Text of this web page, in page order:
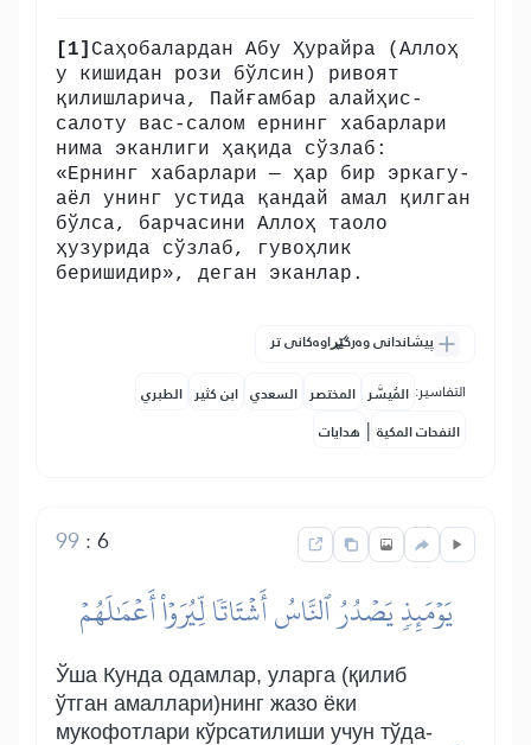
[1] Саҳобалардан Абу Ҳурайра (Аллоҳ
у кишидан рози бўлсин) ривоят
қилишларича, Пайғамбар алайҳис-
салоту вас-салом ернинг хабарлари
нима эканлиги ҳақида сўзлаб:
«Ернинг хабарлари — ҳар бир эркагу-
аёл унинг устида қандай амал қилган
бўлса, барчасини Аллоҳ таоло
ҳузурида сўзлаб, гувоҳлик
беришидир», деган эканлар.
پیشاندانی وەرگێڕاوەکانی تر
التفاسير: المُيسَّر المختصر السعدي ابن كثير الطبري
النفحات المكية | هدايات
6
:
99
يَوۡمَئِذٖ يَصۡدُرُ ٱلنَّاسُ أَشۡتَاتٗا لِّيُرَوۡاْ أَعۡمَٰلَهُمۡ
Ўша Кунда одамлар, уларга (қилиб
ўтган амаллари)нинг жазо ёки
мукофотлари кўрсатилиши учун тўда-